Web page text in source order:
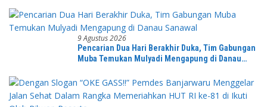
9 Agustus 2026
Pencarian Dua Hari Berakhir Duka, Tim Gabungan
Muba Temukan Mulyadi Mengapung di Danau